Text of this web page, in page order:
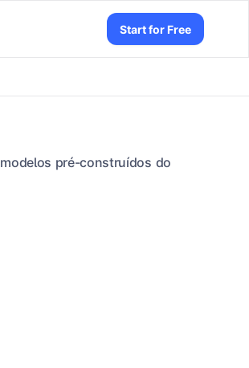
Start for Free
pré-construídos do